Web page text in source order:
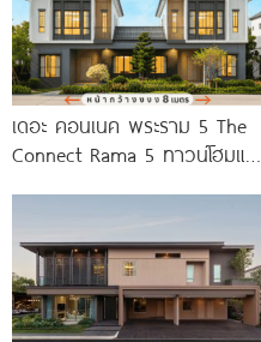
เดอะ คอนเนค พระราม 5 The
Connect Rama 5 ทาวน์โฮมและ